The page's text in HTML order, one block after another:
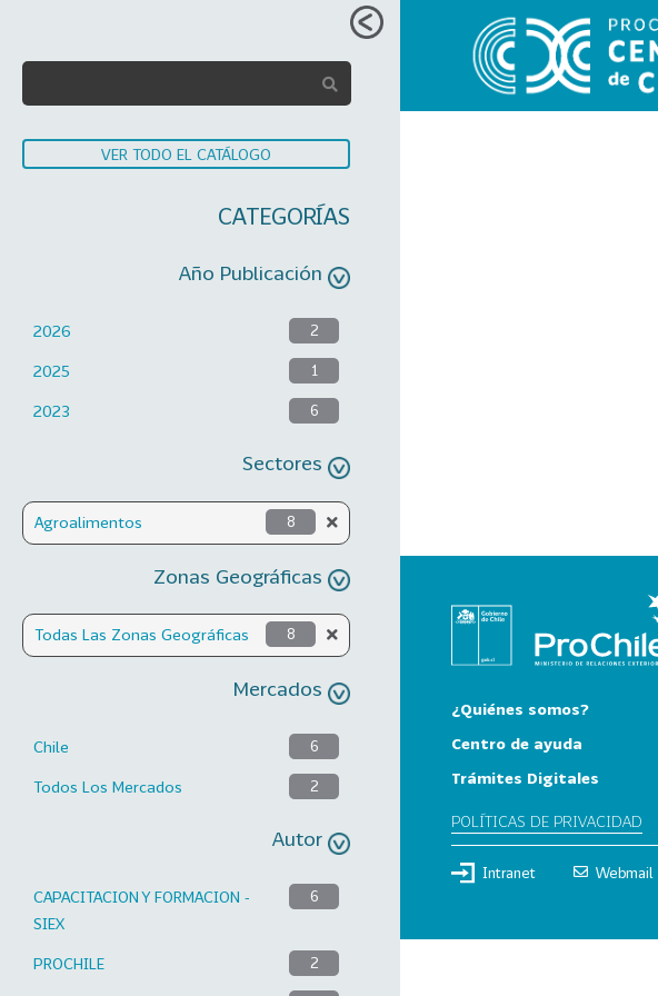
VER TODO EL CATÁLOGO
CATEGORÍAS
Año Publicación
2026 2
2025 1
2023 6
Sectores
Agroalimentos 8
Zonas Geográficas
Todas Las Zonas Geográficas 8
Mercados
Chile 6
Todos Los Mercados 2
Autor
CAPACITACION Y FORMACION -
SIEX
6
PROCHILE 2
¿Quiénes somos?
Centro de ayuda
Trámites Digitales
POLÍTICAS DE PRIVACIDAD
Intranet Webmail